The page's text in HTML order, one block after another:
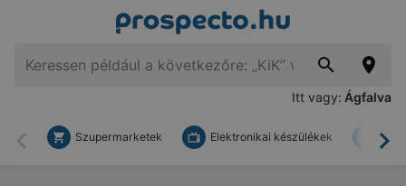
Itt vagy: Ágfalva
Vissza
Szupermarketek Elektronikai készülékek